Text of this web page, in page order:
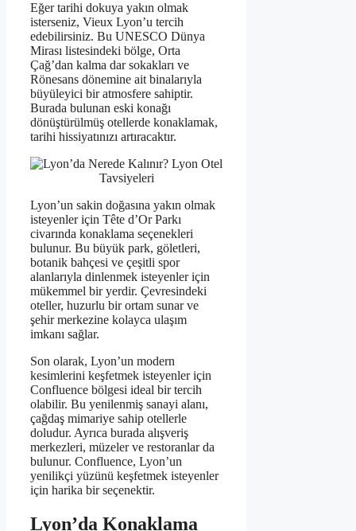
Eğer tarihi dokuya yakın olmak
isterseniz, Vieux Lyon’u tercih
edebilirsiniz. Bu UNESCO Dünya
Mirası listesindeki bölge, Orta
Çağ’dan kalma dar sokakları ve
Rönesans dönemine ait binalarıyla
büyüleyici bir atmosfere sahiptir.
Burada bulunan eski konağı
dönüştürülmüş otellerde konaklamak,
tarihi hissiyatınızı artıracaktır.
Lyon’un sakin doğasına yakın olmak
isteyenler için Tête d’Or Parkı
civarında konaklama seçenekleri
bulunur. Bu büyük park, göletleri,
botanik bahçesi ve çeşitli spor
alanlarıyla dinlenmek isteyenler için
mükemmel bir yerdir. Çevresindeki
oteller, huzurlu bir ortam sunar ve
şehir merkezine kolayca ulaşım
imkanı sağlar.
Son olarak, Lyon’un modern
kesimlerini keşfetmek isteyenler için
Confluence bölgesi ideal bir tercih
olabilir. Bu yenilenmiş sanayi alanı,
çağdaş mimariye sahip otellerle
doludur. Ayrıca burada alışveriş
merkezleri, müzeler ve restoranlar da
bulunur. Confluence, Lyon’un
yenilikçi yüzünü keşfetmek isteyenler
için harika bir seçenektir.
Lyon’da Konaklama